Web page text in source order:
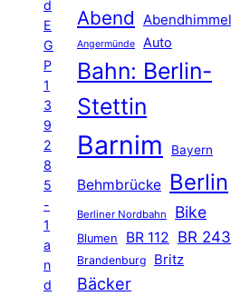
d
E
G
P
1
3
9
2
8
5
-
1
a
n
d
Abend Abendhimmel
Angermünde Auto
Bahn: Berlin-
Stettin
Barnim Bayern
Behmbrücke Berlin
Berliner Nordbahn Bike
Blumen BR 112 BR 243
Brandenburg Britz
Bäcker